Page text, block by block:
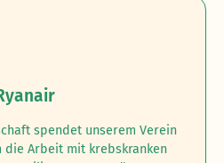
spendet unserem Verein
die Arbeit mit krebskranken